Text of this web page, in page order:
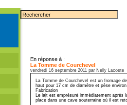
En réponse à :
La Tomme de Courchevel
vendredi 16 septembre 2011 par Nelly Lacoste
La Tomme de Courchevel est un fromage
haut pour 17 cm de diamètre et pèse
Fabrication
Le lait est emprésuré immédiatement
placé dans une cave souterraine où il est